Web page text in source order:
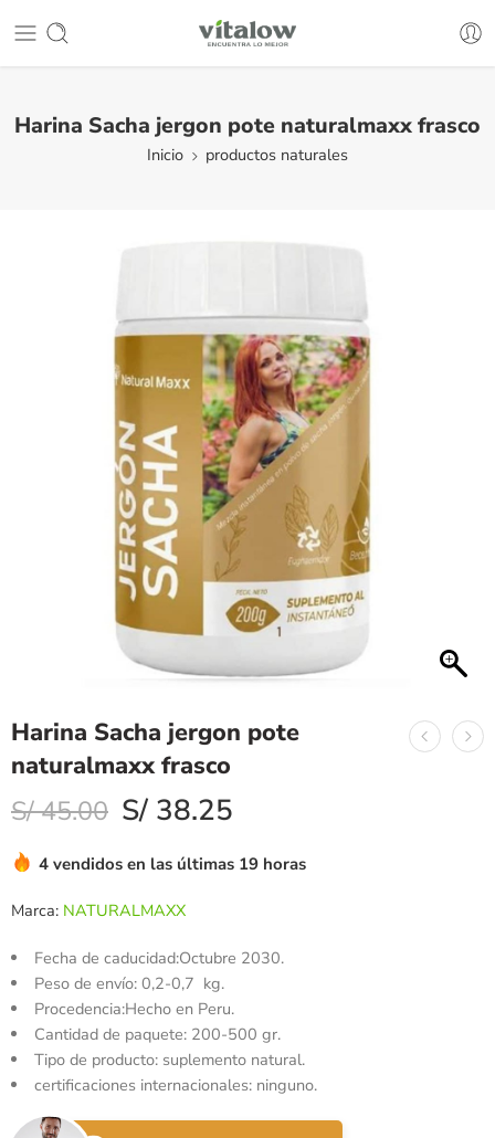
Harina Sacha jergon pote naturalmaxx frasco
Inicio productos naturales
Harina Sacha jergon pote
naturalmaxx frasco
S/45.00 S/ 38.25
4 vendidos en las últimas 19 horas
Marca: NATURALMAXX
Fecha de caducidad:Octubre 2030.
Peso de envío: 0,2-0,7 kg.
Procedencia:Hecho en Peru.
Cantidad de paquete: 200-500 gr.
Tipo de producto: suplemento natural.
certificaciones internacionales: ninguno.